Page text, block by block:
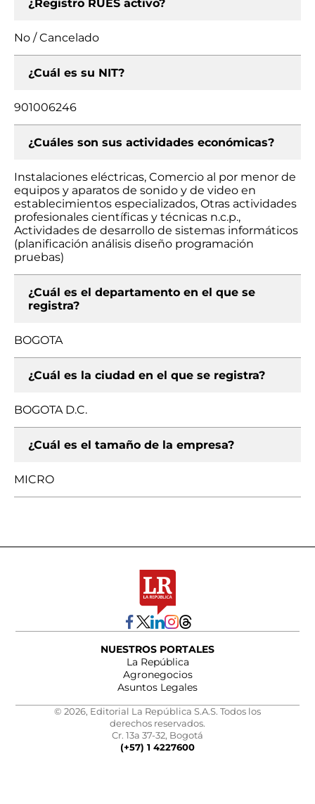
¿Registro RUES activo?
No / Cancelado
¿Cuál es su NIT?
901006246
¿Cuáles son sus actividades económicas?
Instalaciones eléctricas, Comercio al por menor de
equipos y aparatos de sonido y de video en
establecimientos especializados, Otras actividades
profesionales científicas y técnicas n.c.p.,
Actividades de desarrollo de sistemas informáticos
(planificación análisis diseño programación
pruebas)
¿Cuál es el departamento en el que se
registra?
BOGOTA
¿Cuál es la ciudad en el que se registra?
BOGOTA D.C.
¿Cuál es el tamaño de la empresa?
MICRO
NUESTROS PORTALES
La República
Agronegocios
Asuntos Legales
© 2026, Editorial La República S.A.S. Todos los
derechos reservados.
Cr. 13a 37-32, Bogotá
(+57) 1 4227600